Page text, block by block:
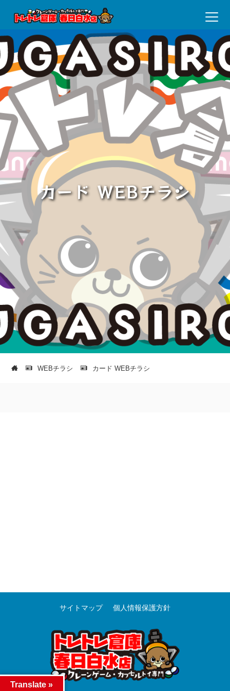
カード WEBチラシ
WEBチラシ カード WEBチラシ
サイトマップ 個人情報保護方針
Translate »